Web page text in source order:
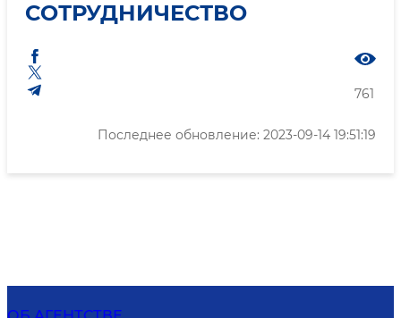
СОТРУДНИЧЕСТВО
761
Последнее обновление: 2023-09-14 19:51:19